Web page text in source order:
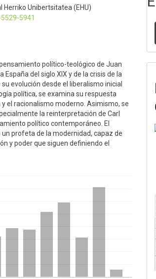
Herriko Unibertsitatea (EHU)
5941
político-teológico de Juan
España del siglo XIX y de la crisis de la
evolución desde el liberalismo inicial
política, se examina su respuesta
el racionalismo moderno. Asimismo, se
la reinterpretación de Carl
político contemporáneo. El
profeta de la modernidad, capaz de
y poder que siguen definiendo el